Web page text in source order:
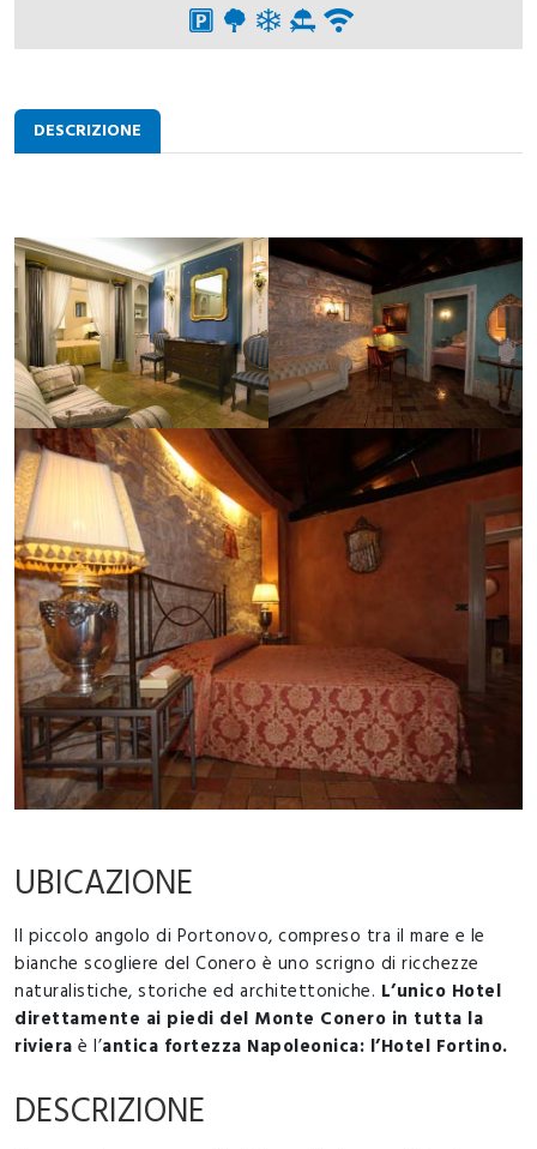
DESCRIZIONE
UBICAZIONE
Il piccolo angolo di Portonovo, compreso tra il mare e le
bianche scogliere del Conero è uno scrigno di ricchezze
naturalistiche, storiche ed architettoniche. L’unico Hotel
direttamente ai piedi del Monte Conero in tutta la
riviera è l’antica fortezza Napoleonica: l’Hotel Fortino.
DESCRIZIONE